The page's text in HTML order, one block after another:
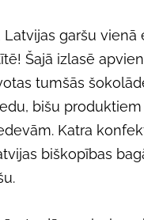
garšu vienā
Šajā izlasē
tumšās
bišu
Katra
biškopības